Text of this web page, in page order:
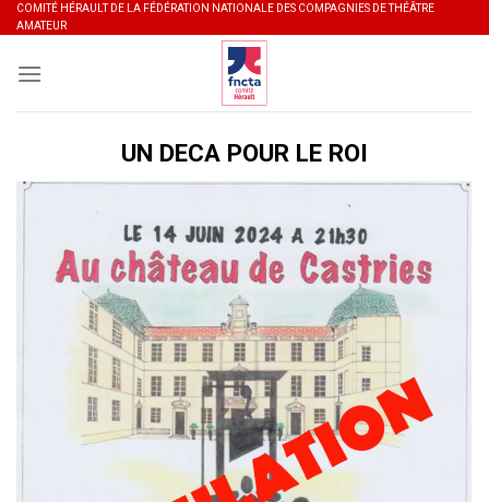
Skip
to
content
COMITÉ HÉRAULT DE LA FÉDÉRATION NATIONALE DES COMPAGNIES DE THÉÂTRE
AMATEUR
UN DECA POUR LE ROI